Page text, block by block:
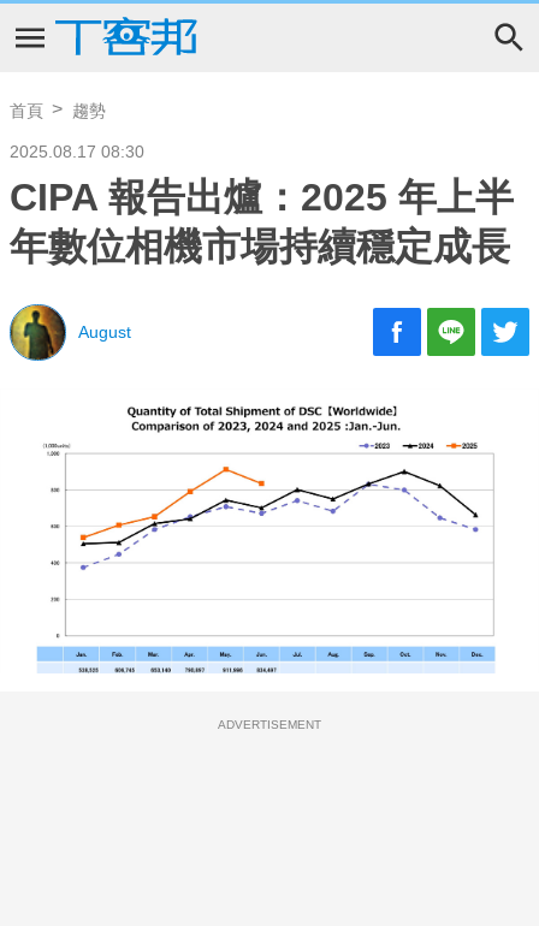
首頁 趨勢
2025.08.17 08:30
CIPA 報告出爐：2025 年上半
年數位相機市場持續穩定成長
August
ADVERTISEMENT